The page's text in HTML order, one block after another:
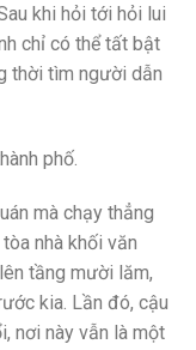
khi hỏi tới hỏi lui
chỉ có thể tất bật
thời tìm người dẫn
phố.
mà chạy thẳng
nhà khối văn
tầng mười lăm,
kia. Lần đó, cậu
nơi này vẫn là một